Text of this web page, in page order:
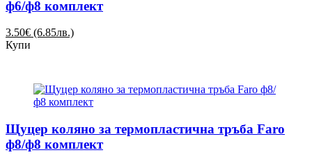
ф6/ф8 комплект
3.50€ (6.85лв.)
Купи
Щуцер коляно за термопластична тръба Faro
ф8/ф8 комплект